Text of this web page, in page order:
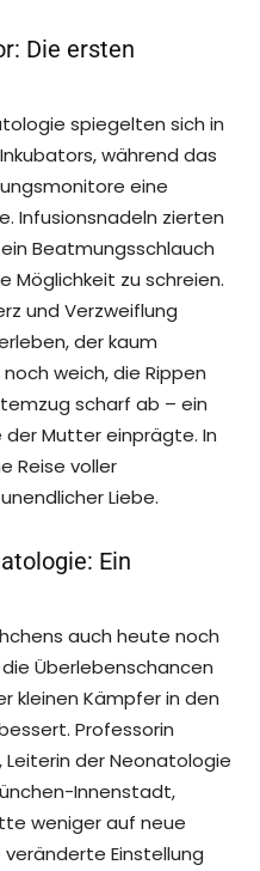
Die ersten
spiegelten sich in
während das
eine
Infusionsnadeln zierten
Beatmungsschlauch
Möglichkeit zu schreien.
und Verzweiflung
der kaum
weich, die Rippen
scharf ab – ein
der Mutter einprägte. In
Reise voller
Liebe.
Ein
auch heute noch
Überlebenschancen
kleinen Kämpfer in den
Professorin
Leiterin der Neonatologie
Innenstadt,
weniger auf neue
Einstellung